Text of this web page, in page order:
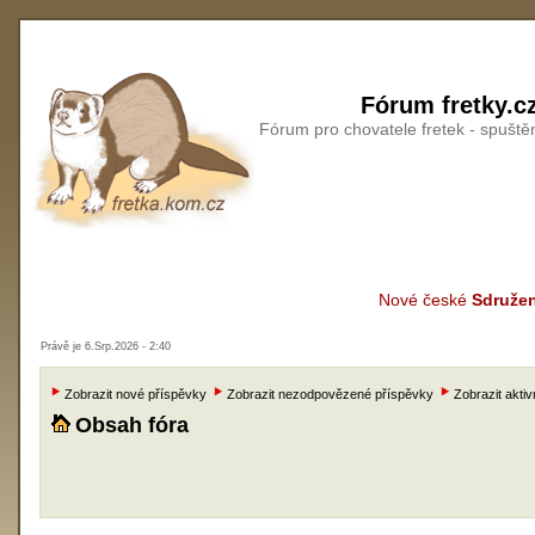
Fórum
Fórum pro chovatele fretek -
Nové české
Právě je 6.Srp.2026 - 2:40
Zobrazit nové příspěvky Zobrazit nezodpovězené příspěvky Zobrazit
Obsah fóra